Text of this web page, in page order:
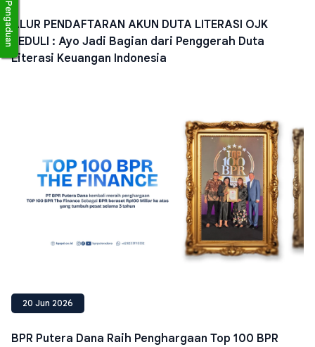
ALUR PENDAFTARAN AKUN DUTA LITERASI OJK
PEDULI : Ayo Jadi Bagian dari Penggerah Duta
Literasi Keuangan Indonesia
20 Jun 2026
BPR Putera Dana Raih Penghargaan Top 100 BPR
Pengaduan